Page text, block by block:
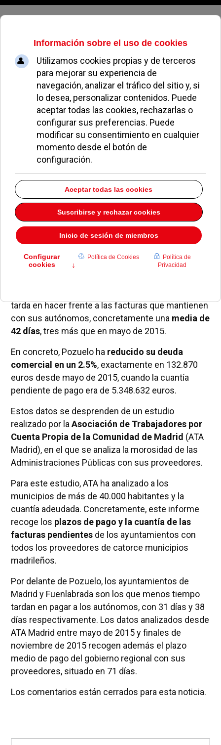
Domingo, 09 de agosto de 2026
El Ayuntamiento de Pozuelo es el
tercero de Madrid que mejor paga
a los autónomos
REDACCIÓN NOTICIAS DE POZUELO 08 MARZO 2016
tarda en hacer frente a las facturas que mantienen
con sus autónomos, concretamente una media de
42 días, tres más que en mayo de 2015.
En concreto, Pozuelo ha reducido su deuda
comercial en un 2.5%, exactamente en 132.870
euros desde mayo de 2015, cuando la cuantía
pendiente de pago era de 5.348.632 euros.
Estos datos se desprenden de un estudio
realizado por laAsociación de Trabajadores por
Cuenta Propia de la Comunidad de Madrid (ATA
Madrid), en el que se analiza la morosidad de las
Administraciones Públicas con sus proveedores.
Para este estudio, ATA ha analizado a los
municipios de más de 40.000 habitantes y la
cuantía adeudada. Concretamente, este informe
recoge los plazos de pago y la cuantía de las
facturas pendientesde los ayuntamientos con
todos los proveedores de catorce municipios
madrileños.
Por delante de Pozuelo, los ayuntamientos de
Madrid y Fuenlabrada son los que menos tiempo
tardan en pagar a los autónomos, con 31 días y 38
días respectivamente. Los datos analizados desde
ATA Madrid entre mayo de 2015 y finales de
noviembre de 2015 recogen además el plazo
medio de pago del gobierno regional con sus
proveedores, situado en 71 días.
Los comentarios están cerrados para esta noticia.